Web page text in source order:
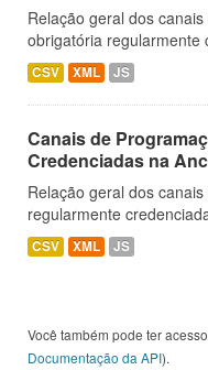
Relação geral dos
obrigatória regularmente
CSV XML JS
Canais de
Credenciadas na
Relação geral dos
regularmente
CSV XML JS
Você também pode ter
Documentação da API).